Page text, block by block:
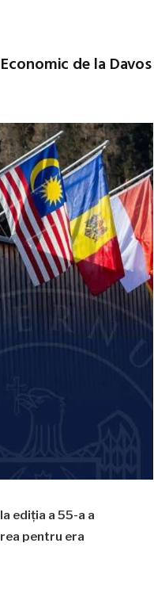
de la Davos
ediția a 55-a a
pentru era